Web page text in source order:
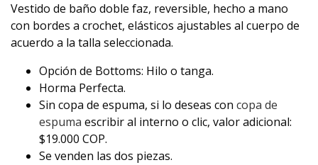
Vestido de baño doble faz, reversible, hecho a mano
con bordes a crochet, elásticos ajustables al cuerpo de
acuerdo a la talla seleccionada.
Opción de Bottoms: Hilo o tanga.
Horma Perfecta.
Sin copa de espuma, si lo deseas con copa de
espuma escribir al interno o clic, valor adicional:
$19.000 COP.
Se venden las dos piezas.